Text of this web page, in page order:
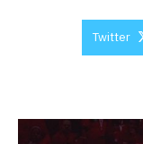
Twitter